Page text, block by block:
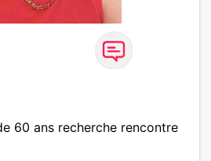
60 ans recherche rencontre